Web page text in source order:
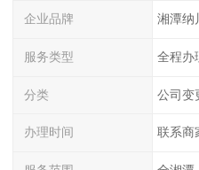
企业品牌 湘潭纳
服务类型 全程办
分类 公司变
办理时间 联系商